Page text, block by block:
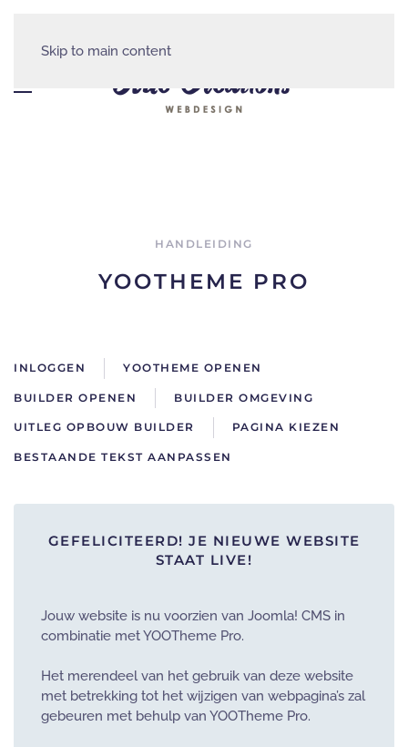
Skip to main content
HANDLEIDING
YOOTHEME PRO
INLOGGEN YOOTHEME OPENEN
BUILDER OPENEN BUILDER OMGEVING
UITLEG OPBOUW BUILDER PAGINA KIEZEN
BESTAANDE TEKST AANPASSEN
GEFELICITEERD! JE NIEUWE WEBSITE
STAAT LIVE!
Jouw website is nu voorzien van Joomla! CMS in
combinatie met YOOTheme Pro.
Het merendeel van het gebruik van deze website
met betrekking tot het wijzigen van webpagina’s zal
gebeuren met behulp van YOOTheme Pro.